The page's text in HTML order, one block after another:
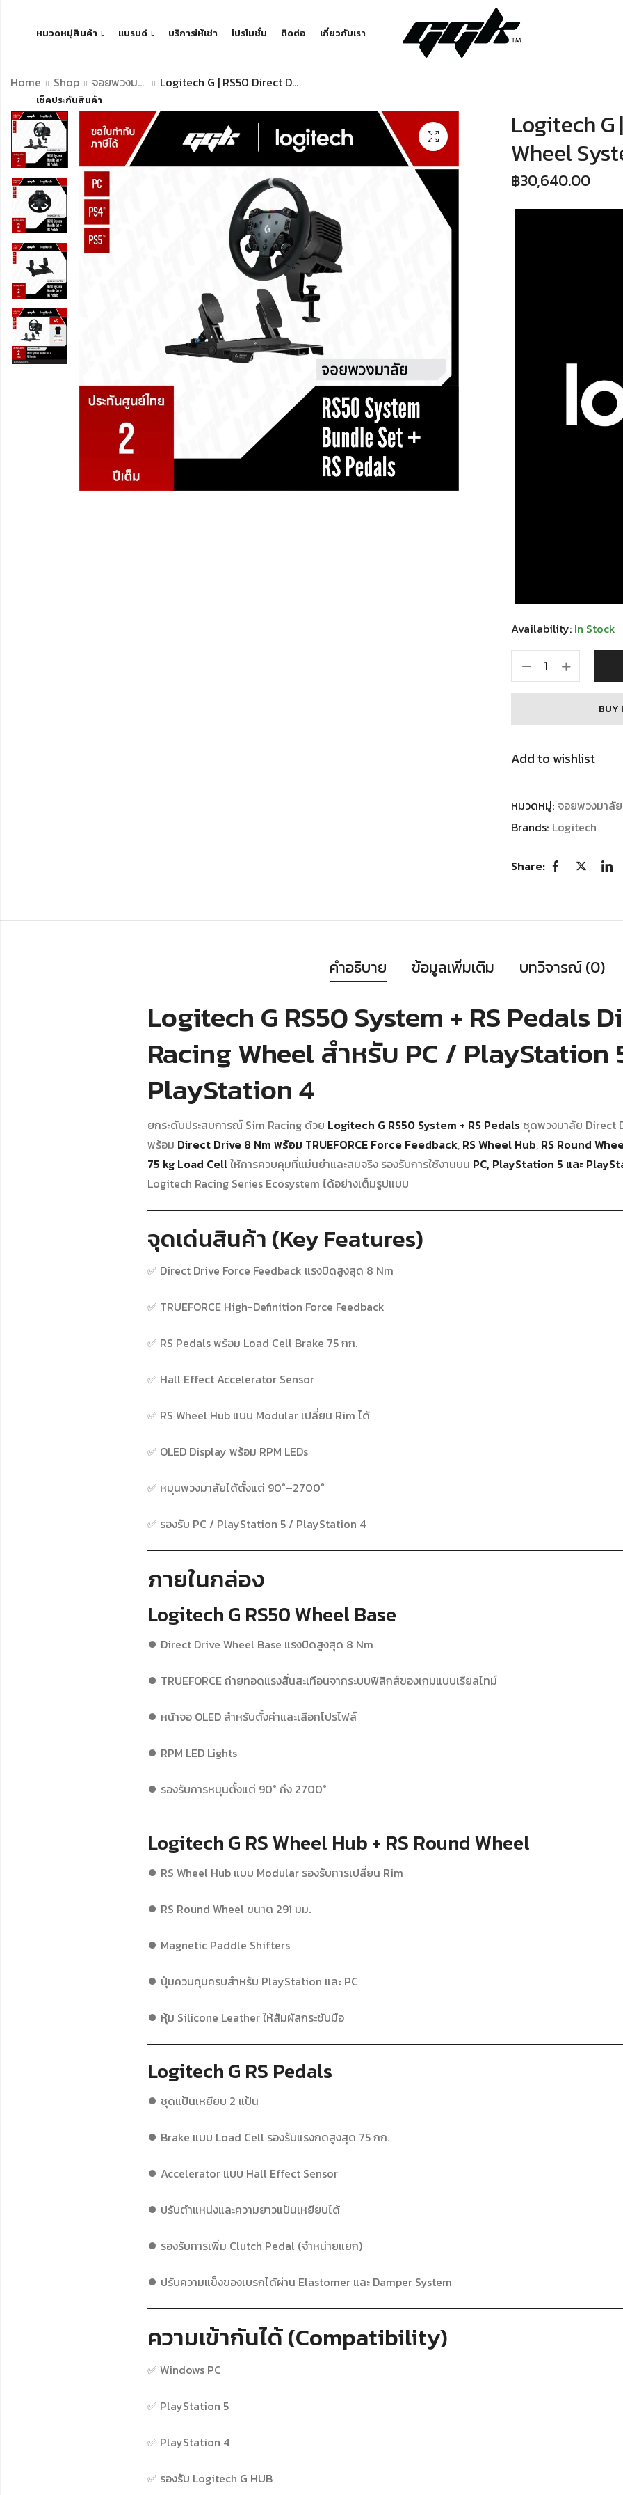
หมวดหมู่สินค้า แบรนด์ บริการให้เช่า โปรโมชั่น ติดต่อ เกี่ยวกับเรา
เช็คประกันสินค้า
Home Shop จอยพวงมาลัย Logitech G | RS50 Direct Drive Racing Wheel System 8Nm + RS Pedals
Logitech G
Wheel
฿30,640.00
Availability: In Stock
BUY
Add to wishlist
หมวดหมู่: จอยพวงมาลัย
Brands: Logitech
Share:
คำอธิบาย ข้อมูลเพิ่มเติม บทวิจารณ์ (0)
Logitech G RS50 System + RS Pedals
Racing Wheel สำหรับ PC / PlayStation
PlayStation 4
ยกระดับประสบการณ์ Sim Racing ด้วย Logitech G RS50 System + RS Pedals ชุดพวงมาลัย Direct
พร้อม Direct Drive 8 Nm พร้อม TRUEFORCE Force Feedback, RS Wheel Hub, RS Round
75 kg Load Cellให้การควบคุมที่แม่นยำและสมจริง รองรับการใช้งานบน PC, PlayStation 5 และ
Logitech Racing Series Ecosystem ได้อย่างเต็มรูปแบบ
จุดเด่นสินค้า (Key Features)
✅ Direct Drive Force Feedback แรงบิดสูงสุด 8 Nm
✅ TRUEFORCE High-Definition Force Feedback
✅ RS Pedals พร้อม Load Cell Brake 75 กก.
✅ Hall Effect Accelerator Sensor
✅ RS Wheel Hub แบบ Modular เปลี่ยน Rim ได้
✅ OLED Display พร้อม RPM LEDs
✅ หมุนพวงมาลัยได้ตั้งแต่ 90°–2700°
✅ รองรับ PC / PlayStation 5 / PlayStation 4
ภายในกล่อง
Logitech G RS50 Wheel Base
⏺ Direct Drive Wheel Base แรงบิดสูงสุด 8 Nm
⏺ TRUEFORCE ถ่ายทอดแรงสั่นสะเทือนจากระบบฟิสิกส์ของเกมแบบเรียลไทม์
⏺ หน้าจอ OLED สำหรับตั้งค่าและเลือกโปรไฟล์
⏺ RPM LED Lights
⏺ รองรับการหมุนตั้งแต่ 90° ถึง 2700°
Logitech G RS Wheel Hub + RS Round Wheel
⏺ RS Wheel Hub แบบ Modular รองรับการเปลี่ยน Rim
⏺ RS Round Wheel ขนาด 291 มม.
⏺ Magnetic Paddle Shifters
⏺ ปุ่มควบคุมครบสำหรับ PlayStation และ PC
⏺ หุ้ม Silicone Leather ให้สัมผัสกระชับมือ
Logitech G RS Pedals
⏺ ชุดแป้นเหยียบ 2 แป้น
⏺ Brake แบบ Load Cell รองรับแรงกดสูงสุด 75 กก.
⏺ Accelerator แบบ Hall Effect Sensor
⏺ ปรับตำแหน่งและความยาวแป้นเหยียบได้
⏺ รองรับการเพิ่ม Clutch Pedal (จำหน่ายแยก)
⏺ ปรับความแข็งของเบรกได้ผ่าน Elastomer และ Damper System
ความเข้ากันได้ (Compatibility)
✅ Windows PC
✅ PlayStation 5
✅ PlayStation 4
✅ รองรับ Logitech G HUB